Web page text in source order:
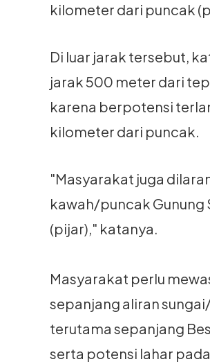
kilometer dari puncak
Di luar jarak tersebut,
jarak 500 meter dari
karena berpotensi
kilometer dari puncak.
"Masyarakat juga
kawah/puncak Gunung
(pijar)," katanya.
Masyarakat perlu
sepanjang aliran
terutama sepanjang
serta potensi lahar